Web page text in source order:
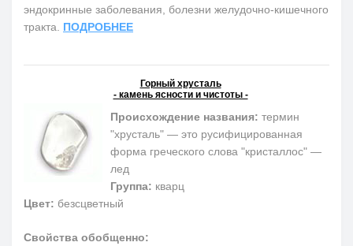
эндокринные заболевания, болезни желудочно-кишечного
тракта. ПОДРОБНЕЕ
Горный хрусталь
- камень ясности и чистоты -
Происхождение названия: термин
"хрусталь" — это русифицированная
форма греческого слова "кристаллос" —
лед
Группа: кварц
Цвет: безсцветный
Свойства обобщенно: